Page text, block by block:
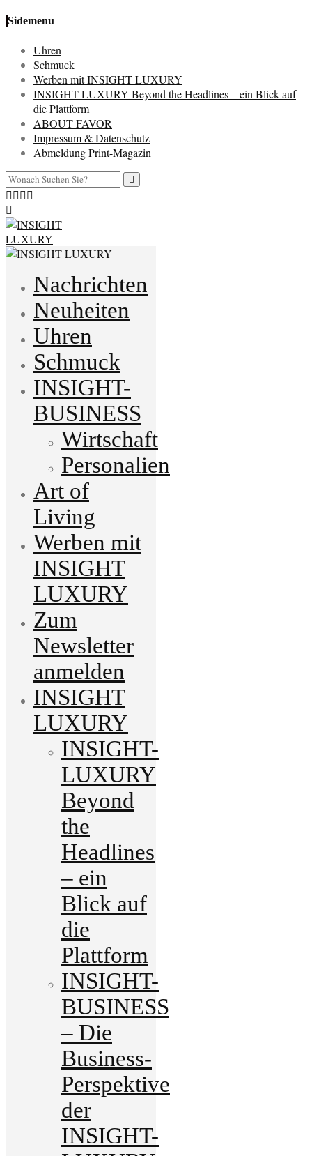
Sidemenu
Uhren
Schmuck
Werben mit INSIGHT LUXURY
INSIGHT-LUXURY Beyond the Headlines – ein Blick auf
die Plattform
ABOUT FAVOR
Impressum & Datenschutz
Abmeldung Print-Magazin
Nachrichten
Neuheiten
Uhren
Schmuck
INSIGHT-
BUSINESS
Wirtschaft
Personalien
Art of
Living
Werben mit
INSIGHT
LUXURY
Zum
Newsletter
anmelden
INSIGHT
LUXURY
INSIGHT-
LUXURY
Beyond
the
Headlines
– ein
Blick auf
die
Plattform
INSIGHT-
BUSINESS
– Die
Business-
Perspektive
der
INSIGHT-